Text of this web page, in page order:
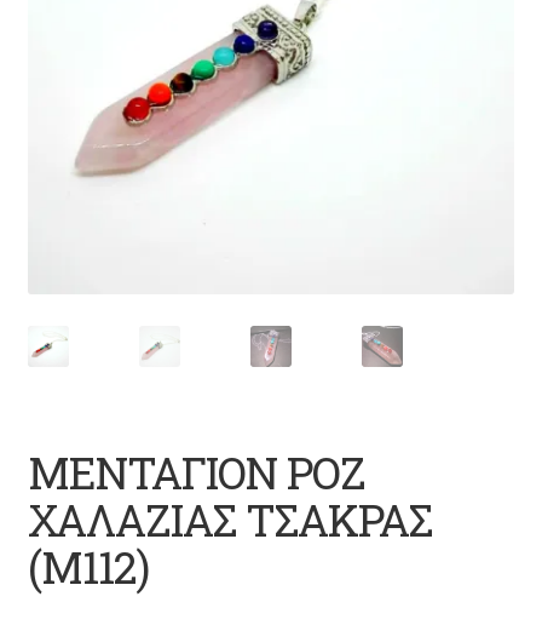
ΜΕΝΤΑΓΙΟΝ ΡΟΖ
ΧΑΛΑΖΙΑΣ ΤΣΑΚΡΑΣ
(M112)